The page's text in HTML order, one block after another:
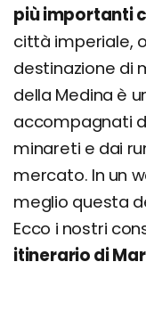
più importanti
città imperiale,
destinazione di
della Medina è
accompagnati
minareti e dai
mercato. In un
meglio questa
Ecco i nostri
itinerario di